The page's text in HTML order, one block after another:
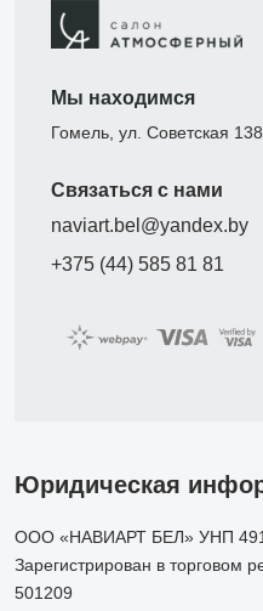
Мы находимся
Гомель, ул. Советская
Связаться с нами
naviart.bel@yandex.by
+375 (44) 585 81 81
Юридическая
ООО «НАВИАРТ БЕЛ» УНП
Зарегистрирован в торговом
501209